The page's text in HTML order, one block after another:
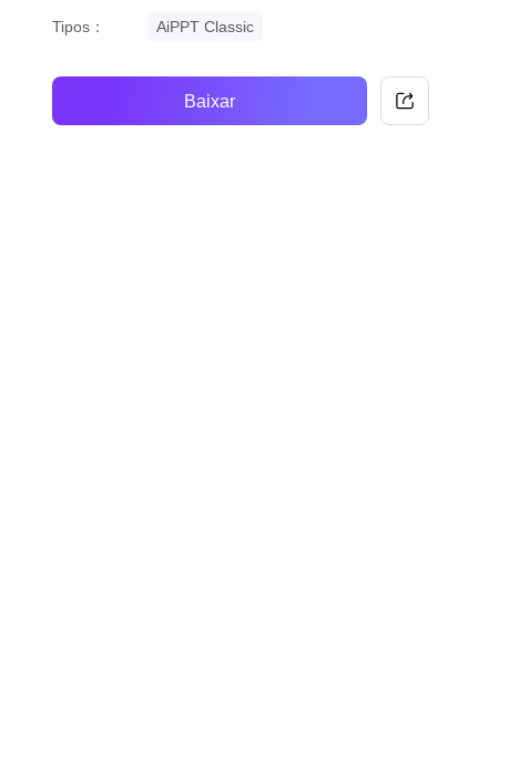
Tipos： AiPPT Classic
Baixar